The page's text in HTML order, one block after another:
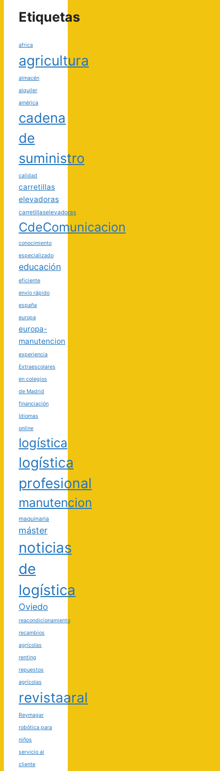
Etiquetas
africa
agricultura
almacén
alquiler
américa
cadena
de
suministro
calidad
carretillas
elevadoras
carretillaselevadoras
CdeComunicacion
conocimiento
especializado
educación
eficiente
envío rápido
españa
europa
europa-
manutencion
experiencia
Extraescolares
en colegios
de Madrid
financiación
Idiomas
online
logística
logística
profesional
manutencion
maquinaria
máster
noticias
de
logística
Oviedo
reacondicionamiento
recambios
agrícolas
renting
repuestos
agrícolas
revistaaral
Reymagar
robótica para
niños
servicio al
cliente